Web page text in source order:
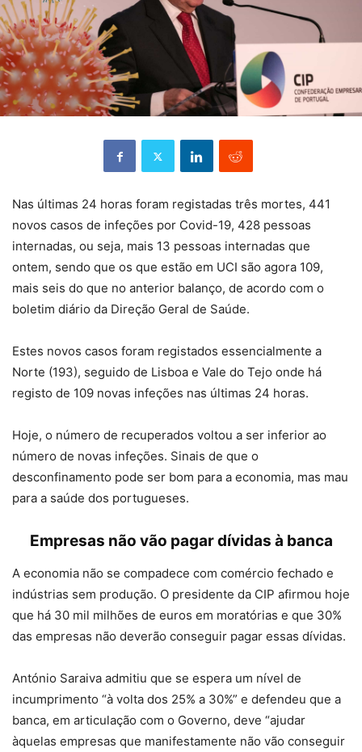
Nas últimas 24 horas foram registadas três mortes, 441
novos casos de infeções por Covid-19, 428 pessoas
internadas, ou seja, mais 13 pessoas internadas que
ontem, sendo que os que estão em UCI são agora 109,
mais seis do que no anterior balanço, de acordo com o
boletim diário da Direção Geral de Saúde.
Estes novos casos foram registados essencialmente a
Norte (193), seguido de Lisboa e Vale do Tejo onde há
registo de 109 novas infeções nas últimas 24 horas.
Hoje, o número de recuperados voltou a ser inferior ao
número de novas infeções. Sinais de que o
desconfinamento pode ser bom para a economia, mas mau
para a saúde dos portugueses.
Empresas não vão pagar dívidas à banca
A economia não se compadece com comércio fechado e
indústrias sem produção. O presidente da CIP afirmou hoje
que há 30 mil milhões de euros em moratórias e que 30%
das empresas não deverão conseguir pagar essas dívidas.
António Saraiva admitiu que se espera um nível de
incumprimento “à volta dos 25% a 30%” e defendeu que a
banca, em articulação com o Governo, deve “ajudar
àquelas empresas que manifestamente não vão conseguir